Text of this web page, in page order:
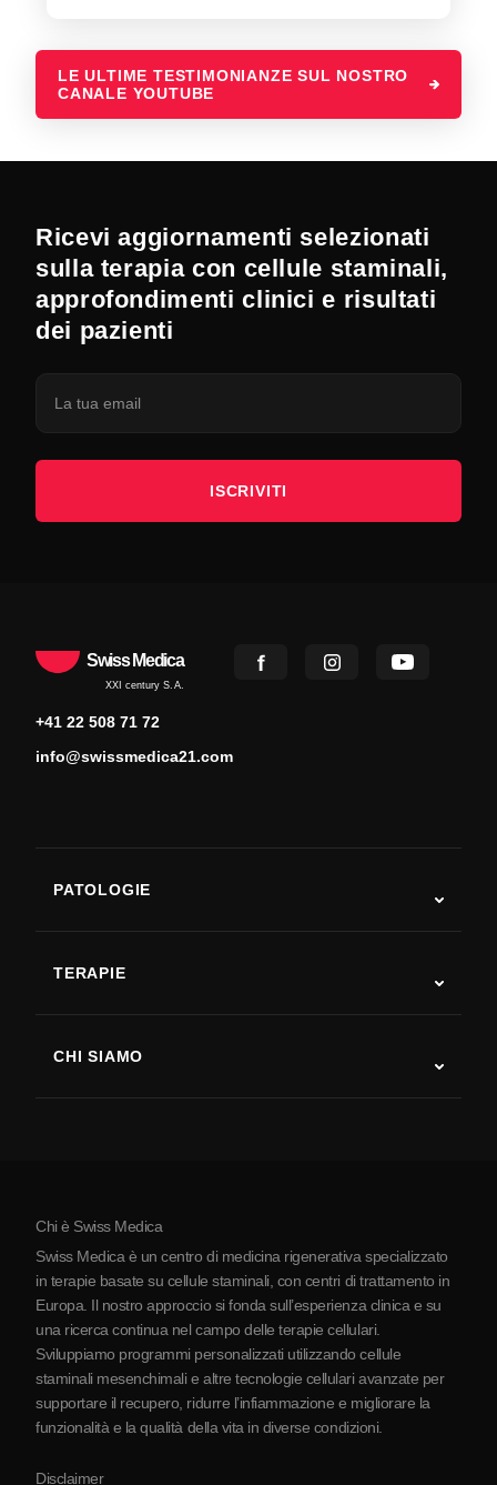
LE ULTIME TESTIMONIANZE SUL NOSTRO
CANALE YOUTUBE
Ricevi aggiornamenti selezionati
sulla terapia con cellule staminali,
approfondimenti clinici e risultati
dei pazienti
ISCRIVITI
Swiss Medica
XXI century S.A.
+41 22 508 71 72
info@swissmedica21.com
PATOLOGIE
Malattia di Parkinson
Artrite
TERAPIE
CHI SIAMO
La Serbia
Partnership
Chi è Swiss Medica
Swiss Medica è un centro di medicina rigenerativa specializzato
in terapie basate su cellule staminali, con centri di trattamento in
Europa. Il nostro approccio si fonda sull’esperienza clinica e su
una ricerca continua nel campo delle terapie cellulari.
Sviluppiamo programmi personalizzati utilizzando cellule
staminali mesenchimali e altre tecnologie cellulari avanzate per
supportare il recupero, ridurre l’infiammazione e migliorare la
funzionalità e la qualità della vita in diverse condizioni.
Disclaimer